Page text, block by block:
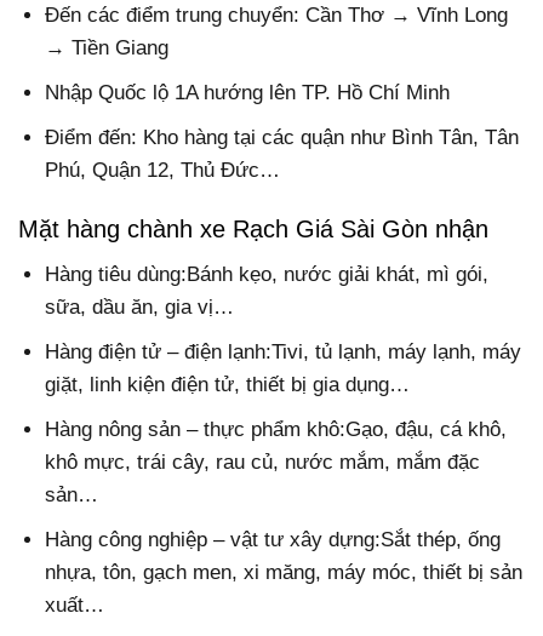
Đến các điểm trung chuyển: Cần Thơ → Vĩnh Long
→ Tiền Giang
Nhập Quốc lộ 1A hướng lên TP. Hồ Chí Minh
Điểm đến: Kho hàng tại các quận như Bình Tân, Tân
Phú, Quận 12, Thủ Đức…
Mặt hàng chành xe Rạch Giá Sài Gòn nhận
Hàng tiêu dùng:Bánh kẹo, nước giải khát, mì gói,
sữa, dầu ăn, gia vị…
Hàng điện tử – điện lạnh:Tivi, tủ lạnh, máy lạnh, máy
giặt, linh kiện điện tử, thiết bị gia dụng…
Hàng nông sản – thực phẩm khô:Gạo, đậu, cá khô,
khô mực, trái cây, rau củ, nước mắm, mắm đặc
sản…
Hàng công nghiệp – vật tư xây dựng:Sắt thép, ống
nhựa, tôn, gạch men, xi măng, máy móc, thiết bị sản
xuất…